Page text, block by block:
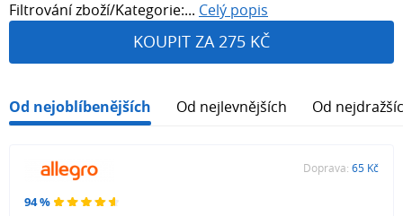
Filtrování zboží/Kategorie:... Celý popis
KOUPIT ZA 275 KČ
Od nejoblíbenějších Od nejlevnějších Od
94 %
Doprava: 65 Kč